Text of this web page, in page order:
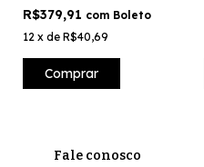
R$379,91 com Boleto
12 x de R$40,69
Comprar
Fale conosco